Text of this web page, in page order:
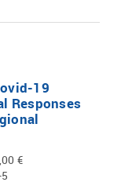
19
Responses
€